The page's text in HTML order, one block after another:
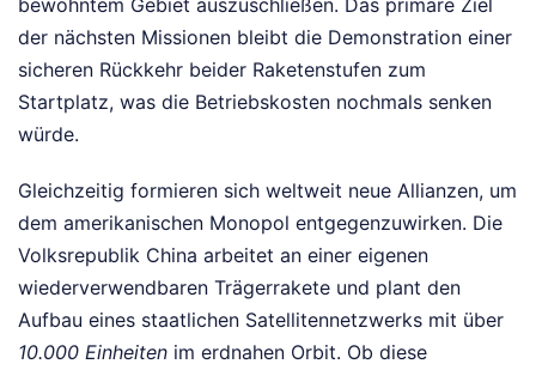
der nächsten Missionen bleibt die Demonstration einer
sicheren Rückkehr beider Raketenstufen zum
Startplatz, was die Betriebskosten nochmals senken
würde.
Gleichzeitig formieren sich weltweit neue Allianzen, um
dem amerikanischen Monopol entgegenzuwirken. Die
Volksrepublik China arbeitet an einer eigenen
wiederverwendbaren Trägerrakete und plant den
Aufbau eines staatlichen Satellitennetzwerks mit über
10.000 Einheiten im erdnahen Orbit. Ob diese